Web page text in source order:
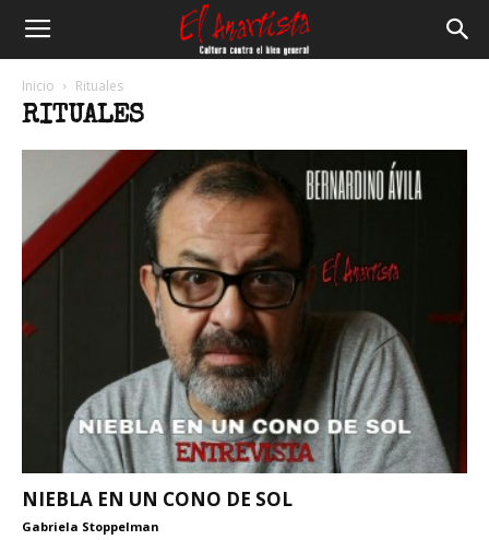
Anartista
Inicio Rituales
RITUALES
NIEBLA EN UN CONO DE SOL
Gabriela Stoppelman